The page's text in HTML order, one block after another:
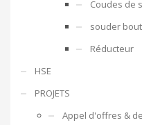
Coudes de
souder
Réducteur
HSE
PROJETS
Appel d'offres &